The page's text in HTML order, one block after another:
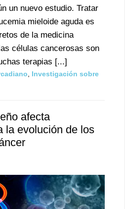
un nuevo estudio. Tratar
mieloide aguda es
de la medicina
células cancerosas son
terapias [...]
Investigación sobre
afecta
la evolución de los